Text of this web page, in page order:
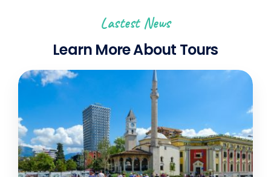
Lastest News
Learn More About Tours